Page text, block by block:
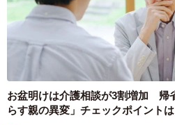
お盆明けは介護相談が3割増加 帰
らす親の異変」チェックポイントは